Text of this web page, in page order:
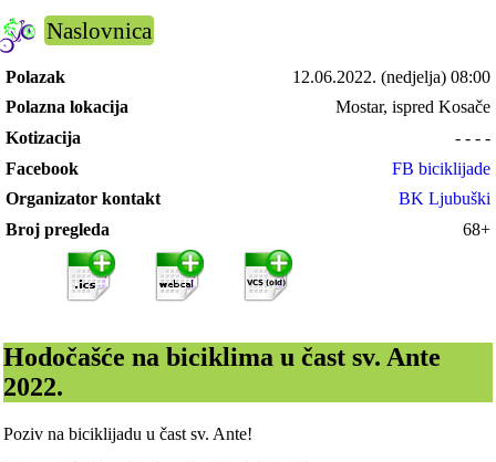
Naslovnica
Polazak 12.06.2022. (nedjelja) 08:00
Polazna lokacija
Mostar, ispred Kosače
Kotizacija
- - - -
Facebook
FB biciklijade
Organizator kontakt
BK Ljubuški
Broj pregleda
68+
Hodočašće na biciklima u čast sv. Ante
2022.
Poziv na biciklijadu u čast sv. Ante!